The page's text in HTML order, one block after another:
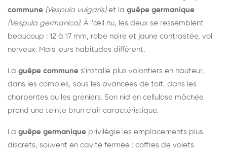
commune (Vespula vulgaris)et la guêpe germanique
(Vespula germanica). À l'œil nu, les deux se ressemblent
beaucoup : 12 à 17 mm, robe noire et jaune contrastée, vol
nerveux. Mais leurs habitudes diffèrent.
La guêpe commune s'installe plus volontiers en hauteur,
dans les combles, sous les avancées de toit, dans les
charpentes ou les greniers. Son nid en cellulose mâchée
prend une teinte brun clair caractéristique.
La guêpe germanique privilégie les emplacements plus
discrets, souvent en cavité fermée : coffres de volets